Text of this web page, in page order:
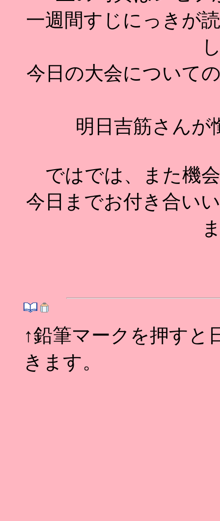
一週間すじにっきが
今日の大会について
明日吉筋さんが
ではでは、また機
今日までお付き合い
↑鉛筆マークを押すと
きます。